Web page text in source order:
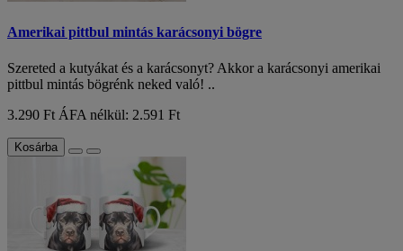
Amerikai pittbul mintás karácsonyi bögre
Szereted a kutyákat és a karácsonyt? Akkor a karácsonyi amerikai
pittbul mintás bögrénk neked való! ..
3.290 Ft ÁFA nélkül: 2.591 Ft
Kosárba